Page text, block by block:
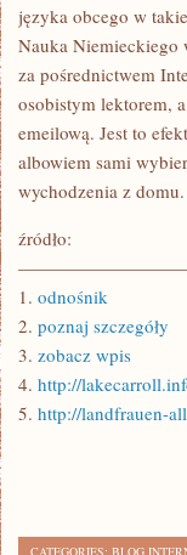
języka obcego w
Nauka Niemieckiego
za pośrednictwem
osobistym lektorem,
emeilową. Jest to
albowiem sami
wychodzenia z
źródło:
1. odnośnik
2. poznaj szczegóły
3. zobacz wpis
4. http://
5. http://landfrauen-
CATEGORIES: BLOG